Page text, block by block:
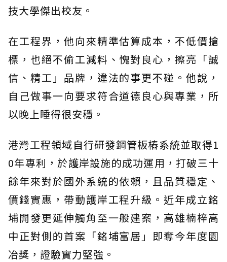
技大學傑出校友。
在工程界，他向來精準估算成本，不低價搶
標，也絕不偷工減料、愧對良心，擦亮「誠
信、精工」品牌，違法的事更不碰。他說，
自己做事一向要求符合道德良心與專業，所
以晚上睡得很安穩。
港灣工程領域自行研發鋼管板樁系統並取得1
0年專利，於護岸設施的成功運用，打破三十
餘年來對於國外系統的依賴，且品質穩定、
價錢實惠，帶動護岸工程升級。近年成立銘
埔開發更延伸觸角至一般建案，高雄楠梓高
中正對側的首案「銘埔富居」即奪今年度園
冶獎，證驗實力堅強。